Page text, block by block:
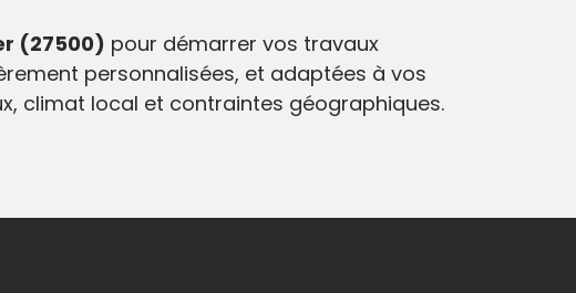
(27500) pour démarrer vos travaux
personnalisées, et adaptées à vos
climat local et contraintes géographiques.